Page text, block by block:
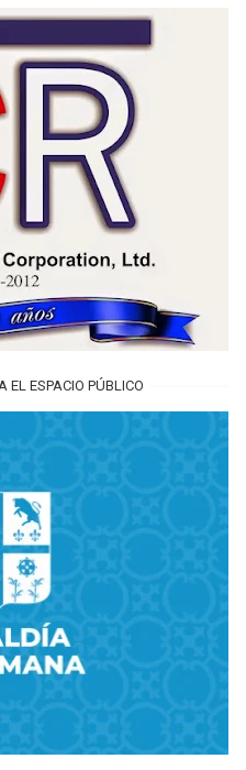
EL ESPACIO PÚBLICO